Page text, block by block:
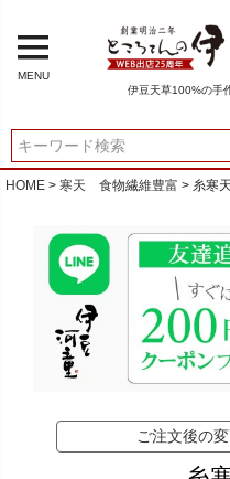
MENU
伊豆天草100%の手
HOME 寒天 食物繊維豊富 糸寒
ご注文後の